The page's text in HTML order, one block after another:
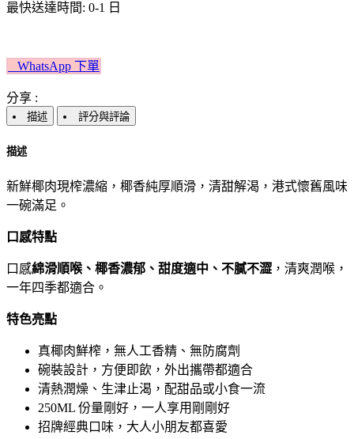
最快送達時間: 0-1 日
W​​hatsApp 下單​​​​​​
分享 :
描述 評分與評論
描述
新鮮椰肉現榨濃縮，椰香純厚順滑，清甜解渴，港式懷舊風味
一碗滿足。
口感特點
口感綿滑順喉、椰香濃郁、甜度適中、不膩不澀 ，清爽潤喉，
一年四季都適合。
特色亮點
真椰肉鮮榨，無人工香精、無防腐劑
碗裝設計，方便即飲，外出攜帶都適合
清熱潤燥、生津止渴，配甜品或小食一流
250ML 份量剛好，一人享用剛剛好
招牌經典口味，大人小朋友都喜愛